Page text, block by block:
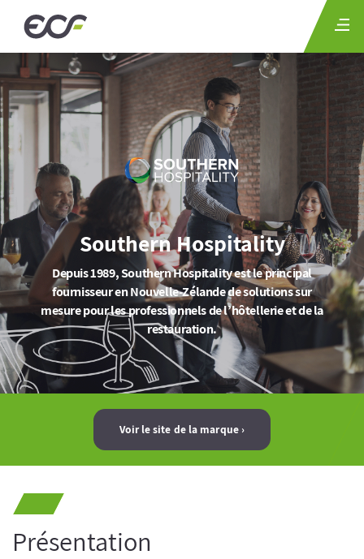
Southern Hospitality
Depuis 1989, Southern Hospitality est le principal
fournisseur en Nouvelle-Zélande de solutions sur
mesure pour les professionnels de l’hôtellerie et de la
restauration.
Voir le site de la marque
Présentation